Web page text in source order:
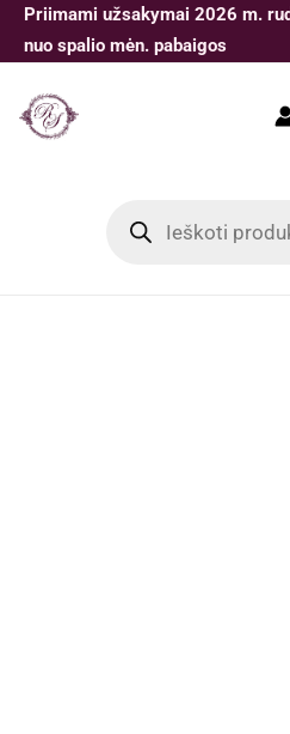
Pereiti
prie
Priimami užsakymai 2026 m.
nuo spalio mėn. pabaigos
search